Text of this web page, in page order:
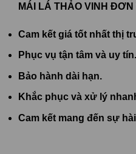
MÁI LÁ THẢO VINH ĐƠN
Cam kết giá tốt nhất thị
Phục vụ tận tâm và uy tín.
Bảo hành dài hạn.
Khắc phục và xử lý
Cam kết mang đến sự